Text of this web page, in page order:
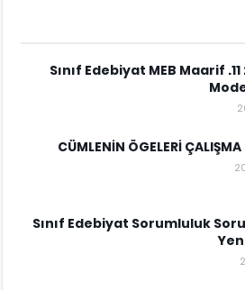
2026-2027 11. Sınıf Edebiyat MEB Maarif
CÜMLENİN ÖGELERİ ÇALIŞMA
9.Sınıf Edebiyat Sorumluluk